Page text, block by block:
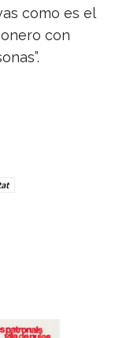
como es el
con